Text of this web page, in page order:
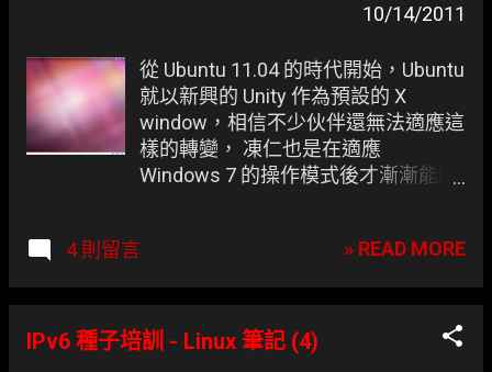
10/14/2011
從 Ubuntu 11.04 的時代開始，Ubuntu
就以新興的 Unity 作為預設的 X
window，相信不少伙伴還無法適應這
樣的轉變， 凍仁也是在適應
Windows 7 的操作模式後才漸漸能瞭
Unity 2D ！相信這對顯示卡不夠力以
那說好的 Classic Gnome (傳統
Gnome 模式) 呢？ 這個就麻煩大家自
己裝一下囉。 登入時預設沒有
4 則留言 » READ MORE
IPv6 種子培訓 - Linux 筆記 (4)